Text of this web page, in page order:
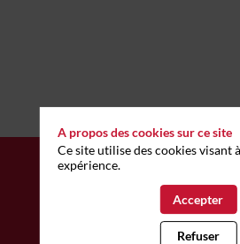
A propos des cookies sur ce site
Ce site utilise des cookies visant
expérience.
Accepter
Refuser